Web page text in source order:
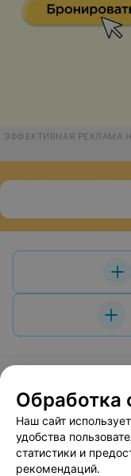
ЭФФЕКТИВНАЯ РЕКЛАМА
О проекте
Вакансии
Публичный
Обработка
Наш сайт
удобства
статистики и
рекомендаций.